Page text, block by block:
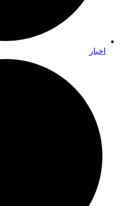
اخبار